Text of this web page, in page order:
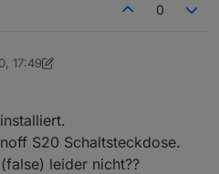
0
17:49
4. Juni 2020, 20:10
S20 Schaltsteckdose.
leider nicht??